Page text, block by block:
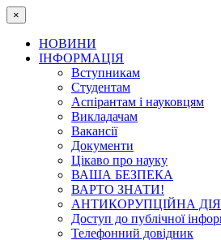
×
НОВИНИ
ІНФОРМАЦІЯ
Вступникам
Студентам
Аспірантам і науковцям
Викладачам
Вакансії
Документи
Цікаво про науку
ВАША БЕЗПЕКА
ВАРТО ЗНАТИ!
АНТИКОРУПЦІЙНА
Доступ до публічної
Телефонний довідник